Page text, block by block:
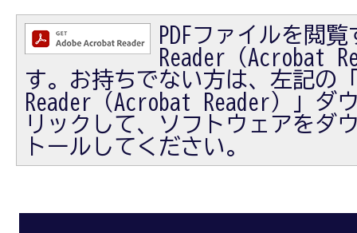
PDFファイルを閲
Reader（Acrobat
す。お持ちでない方は、左記の
Reader（Acrobat Reader）」ダ
リックして、ソフトウェアをダ
トールしてください。